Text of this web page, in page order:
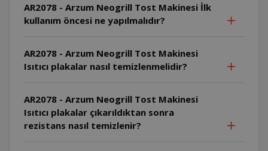
AR2078 - Arzum Neogrill Tost Makinesi İlk
kullanım öncesi ne yapılmalıdır?
AR2078 - Arzum Neogrill Tost Makinesi
Isıtıcı plakalar nasıl temizlenmelidir?
AR2078 - Arzum Neogrill Tost Makinesi
Isıtıcı plakalar çıkarıldıktan sonra
rezistans nasıl temizlenir?